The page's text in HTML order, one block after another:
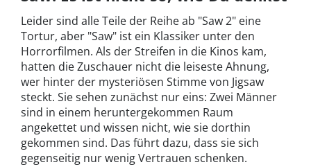
Leider sind alle Teile der Reihe ab "Saw 2" eine
Tortur, aber "Saw" ist ein Klassiker unter den
Horrorfilmen. Als der Streifen in die Kinos kam,
hatten die Zuschauer nicht die leiseste Ahnung,
wer hinter der mysteriösen Stimme von Jigsaw
steckt. Sie sehen zunächst nur eins: Zwei Männer
sind in einem heruntergekommen Raum
angekettet und wissen nicht, wie sie dorthin
gekommen sind. Das führt dazu, dass sie sich
gegenseitig nur wenig Vertrauen schenken.